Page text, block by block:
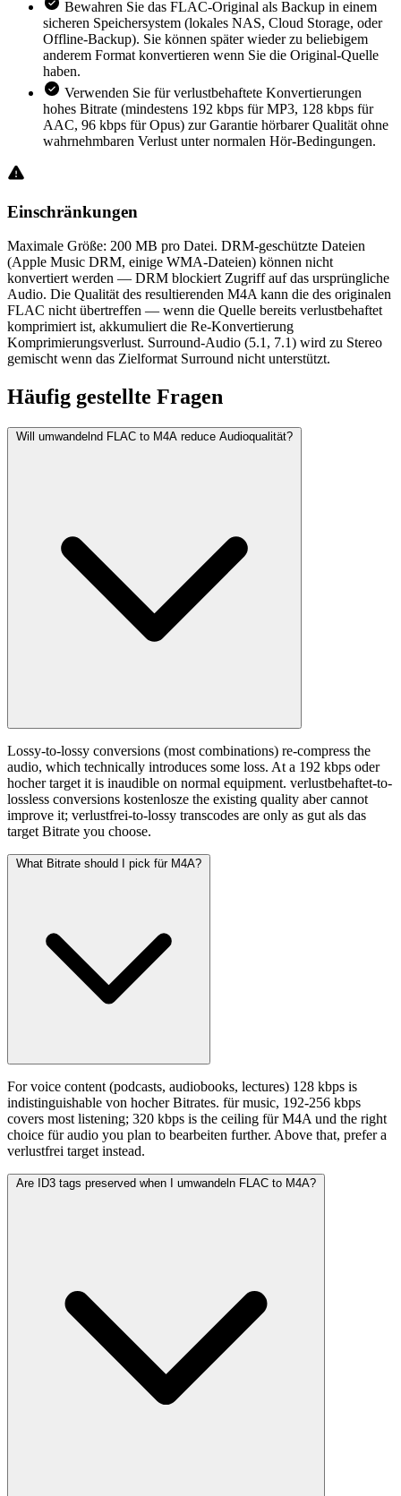
Bewahren Sie das FLAC-Original als Backup in einem
sicheren Speichersystem (lokales NAS, Cloud Storage, oder
Offline-Backup). Sie können später wieder zu beliebigem
anderem Format konvertieren wenn Sie die Original-Quelle
haben.
Verwenden Sie für verlustbehaftete Konvertierungen
hohes Bitrate (mindestens 192 kbps für MP3, 128 kbps für
AAC, 96 kbps für Opus) zur Garantie hörbarer Qualität ohne
wahrnehmbaren Verlust unter normalen Hör-Bedingungen.
Einschränkungen
Maximale Größe: 200 MB pro Datei. DRM-geschützte Dateien
(Apple Music DRM, einige WMA-Dateien) können nicht
konvertiert werden — DRM blockiert Zugriff auf das ursprüngliche
Audio. Die Qualität des resultierenden M4A kann die des originalen
FLAC nicht übertreffen — wenn die Quelle bereits verlustbehaftet
komprimiert ist, akkumuliert die Re-Konvertierung
Komprimierungsverlust. Surround-Audio (5.1, 7.1) wird zu Stereo
gemischt wenn das Zielformat Surround nicht unterstützt.
Häufig gestellte Fragen
Will umwandelnd FLAC to M4A reduce Audioqualität?
Lossy-to-lossy conversions (most combinations) re-compress the
audio, which technically introduces some loss. At a 192 kbps oder
hocher target it is inaudible on normal equipment. verlustbehaftet-to-
lossless conversions kostenlosze the existing quality aber cannot
improve it; verlustfrei-to-lossy transcodes are only as gut als das
target Bitrate you choose.
What Bitrate should I pick für M4A?
For voice content (podcasts, audiobooks, lectures) 128 kbps is
indistinguishable von hocher Bitrates. für music, 192-256 kbps
covers most listening; 320 kbps is the ceiling für M4A und the right
choice für audio you plan to bearbeiten further. Above that, prefer a
verlustfrei target instead.
Are ID3 tags preserved when I umwandeln FLAC to M4A?